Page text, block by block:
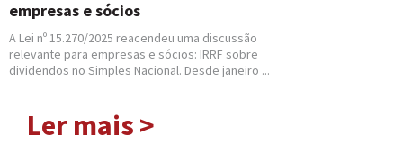
empresas e sócios
A Lei nº 15.270/2025 reacendeu uma discussão
relevante para empresas e sócios: IRRF sobre
dividendos no Simples Nacional. Desde janeiro ...
Ler mais >